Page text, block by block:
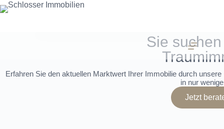
Sie
Erfahren Sie den aktuellen Marktwert Ihrer Immobilie durch
in nur
Jetzt